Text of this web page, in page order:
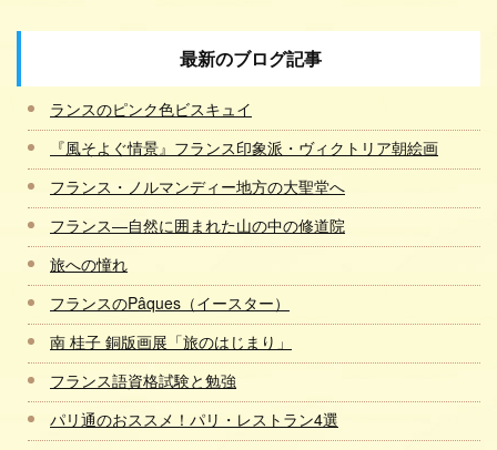
最新のブログ記事
ランスのピンク色ビスキュイ
『風そよぐ情景』フランス印象派・ヴィクトリア朝絵画
フランス・ノルマンディー地方の大聖堂へ
フランス―自然に囲まれた山の中の修道院
旅への憧れ
フランスのPâques（イースター）
南 桂子 銅版画展「旅のはじまり」
フランス語資格試験と勉強
パリ通のおススメ！パリ・レストラン4選